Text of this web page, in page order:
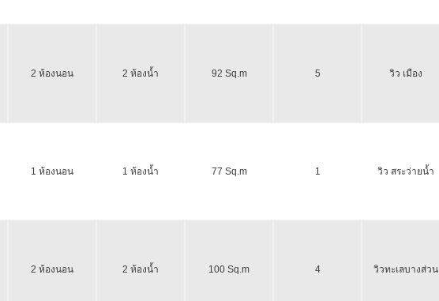
2 ห้องนอน 2 ห้องน้ำ 92 Sq.m 5 วิว เมือง
1 ห้องนอน 1 ห้องน้ำ 77 Sq.m 1 วิว สระว่ายน้ำ
2 ห้องนอน 2 ห้องน้ำ 100 Sq.m 4 วิวทะเลบางส่วน